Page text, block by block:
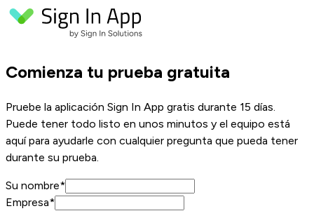
Comienza tu prueba gratuita
Pruebe la aplicación Sign In App gratis durante 15 días.
Puede tener todo listo en unos minutos y el equipo está
aquí para ayudarle con cualquier pregunta que pueda tener
durante su prueba.
Su nombre*
Empresa*